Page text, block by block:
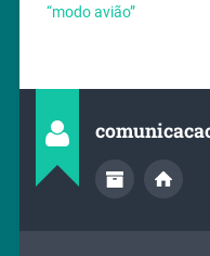
“modo avião”